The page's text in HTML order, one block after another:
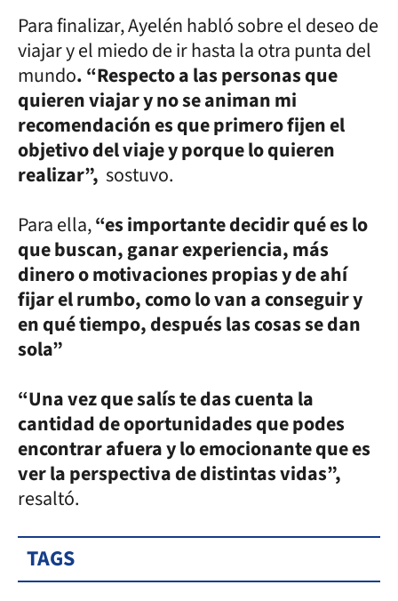
Para finalizar, Ayelén habló sobre el deseo de
viajar y el miedo de ir hasta la otra punta del
mundo. “Respecto a las personas que
quieren viajar y no se animan mi
recomendación es que primero fijen el
objetivo del viaje y porque lo quieren
realizar”, sostuvo.
Para ella,“es importante decidir qué es lo
que buscan, ganar experiencia, más
dinero o motivaciones propias y de ahí
fijar el rumbo, como lo van a conseguir y
en qué tiempo, después las cosas se dan
sola”
“Una vez que salís te das cuenta la
cantidad de oportunidades que podes
encontrar afuera y lo emocionante que es
ver la perspectiva de distintas vidas”,
resaltó.
TAGS